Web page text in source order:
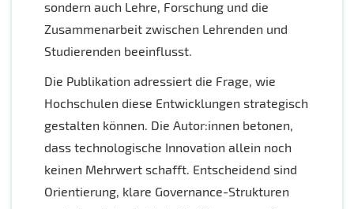
sondern auch Lehre, Forschung und die
Zusammenarbeit zwischen Lehrenden und
Studierenden beeinflusst.
Die Publikation adressiert die Frage, wie
Hochschulen diese Entwicklungen strategisch
gestalten können. Die Autor:innen betonen,
dass technologische Innovation allein noch
keinen Mehrwert schafft. Entscheidend sind
Orientierung, klare Governance-Strukturen